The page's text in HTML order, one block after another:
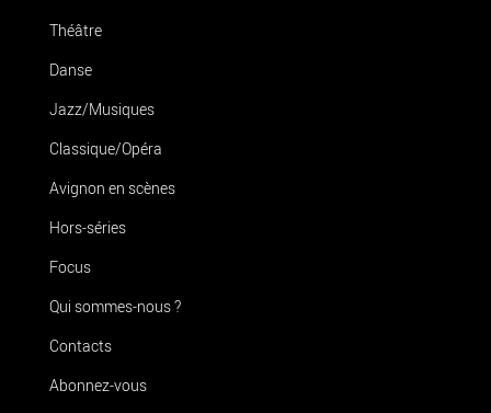
Théâtre
Danse
Jazz/Musiques
Classique/Opéra
Avignon en scènes
Hors-séries
Focus
Qui sommes-nous ?
Contacts
Abonnez-vous